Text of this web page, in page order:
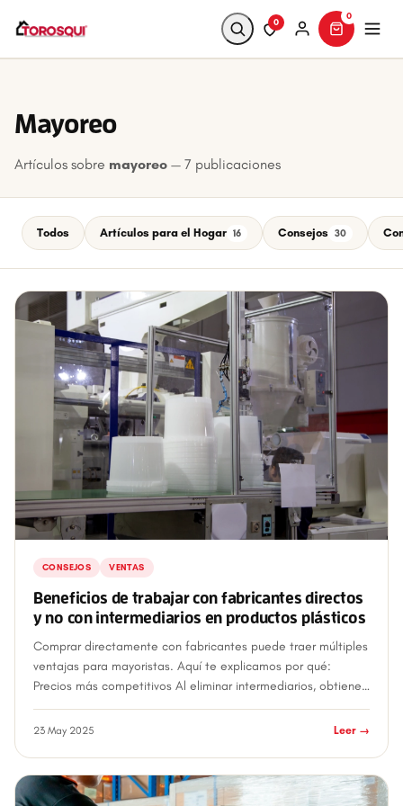
0
0
Mayoreo
Artículos sobre mayoreo — 7 publicaciones
Todos Artículos para el Hogar 16 Consejos 30
CONSEJOS VENTAS
Beneficios de trabajar con fabricantes directos
y no con intermediarios en productos plásticos
Comprar directamente con fabricantes puede traer múltiples
ventajas para mayoristas. Aquí te explicamos por qué:
Precios más competitivos Al eliminar intermediarios, obtienes
mejores costos de c...
23 May 2025 Leer →